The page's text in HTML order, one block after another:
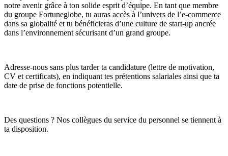
notre avenir grâce à ton solide esprit d’équipe. En tant que membre
du groupe Fortuneglobe, tu auras accès à l’univers de l’e-commerce
dans sa globalité et tu bénéficieras d’une culture de start-up ancrée
dans l’environnement sécurisant d’un grand groupe.
Adresse-nous sans plus tarder ta candidature (lettre de motivation,
CV et certificats), en indiquant tes prétentions salariales ainsi que ta
date de prise de fonctions potentielle.
Des questions ? Nos collègues du service du personnel se tiennent à
ta disposition.